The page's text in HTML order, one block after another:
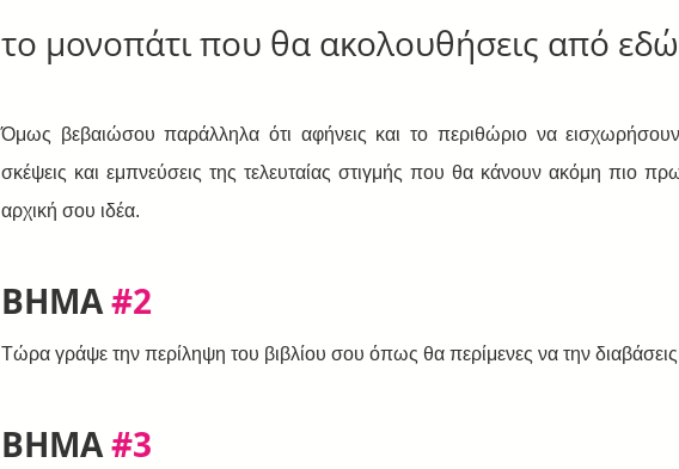
το μονοπάτι που θα ακολουθήσεις από
Όμως βεβαιώσου παράλληλα ότι αφήνεις και το περιθώριο να
σκέψεις και εμπνεύσεις της τελευταίας στιγμής που θα κάνουν ακόμη πιο
αρχική σου ιδέα.
ΒΗΜΑ #2
Τώρα γράψε την περίληψη του βιβλίου σου όπως θα περίμενες να την
ΒΗΜΑ #3